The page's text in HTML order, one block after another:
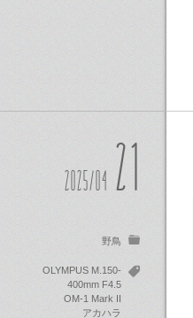
2025/04 21
野鳥
OLYMPUS M.150-
400mm F4.5
OM-1 Mark II
アカハラ